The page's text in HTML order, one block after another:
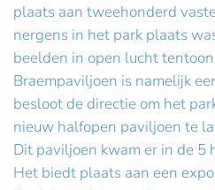
plaats aan tweehonderd
nergens in het park plaats
beelden in open lucht
Braempaviljoen is namelijk
besloot de directie om het
nieuw halfopen paviljoen te
Dit paviljoen kwam er in de
Het biedt plaats aan een